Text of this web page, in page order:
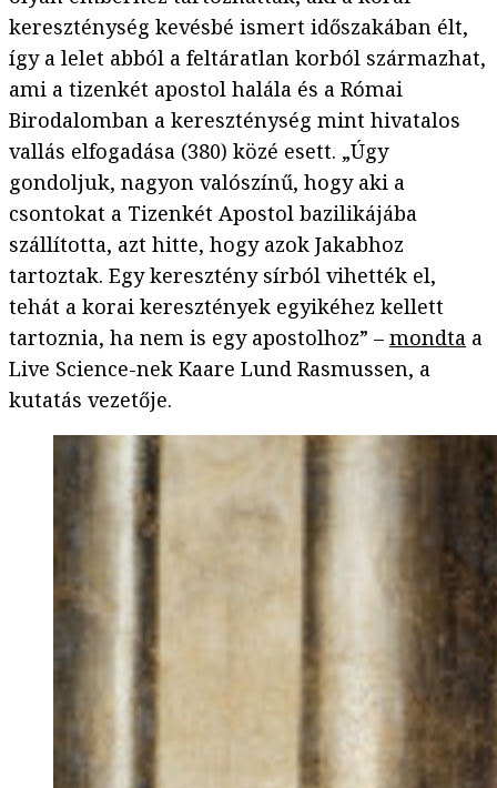
kereszténység kevésbé ismert időszakában élt,
így a lelet abból a feltáratlan korból származhat,
ami a tizenkét apostol halála és a Római
Birodalomban a kereszténység mint hivatalos
vallás elfogadása (380) közé esett. „Úgy
gondoljuk, nagyon valószínű, hogy aki a
csontokat a Tizenkét Apostol bazilikájába
szállította, azt hitte, hogy azok Jakabhoz
tartoztak. Egy keresztény sírból vihették el,
tehát a korai keresztények egyikéhez kellett
tartoznia, ha nem is egy apostolhoz” – mondta a
Live Science-nek Kaare Lund Rasmussen, a
kutatás vezetője.